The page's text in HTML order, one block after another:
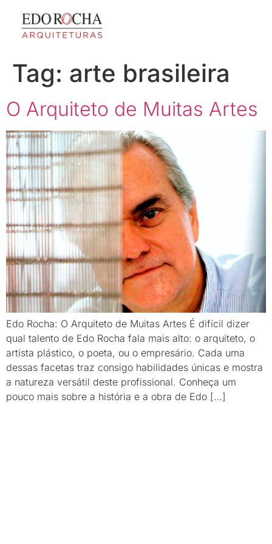
Tag: arte brasileira
O Arquiteto de Muitas Artes
Edo Rocha: O Arquiteto de Muitas Artes É difícil dizer
qual talento de Edo Rocha fala mais alto: o arquiteto, o
artista plástico, o poeta, ou o empresário. Cada uma
dessas facetas traz consigo habilidades únicas e mostra
a natureza versátil deste profissional. Conheça um
pouco mais sobre a história e a obra de Edo […]